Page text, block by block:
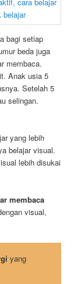
bagi setiap
beda juga
membaca.
Anak usia 5
Setelah 5
selingan.
yang lebih
belajar visual.
lebih disukai
membaca
visual,
yang